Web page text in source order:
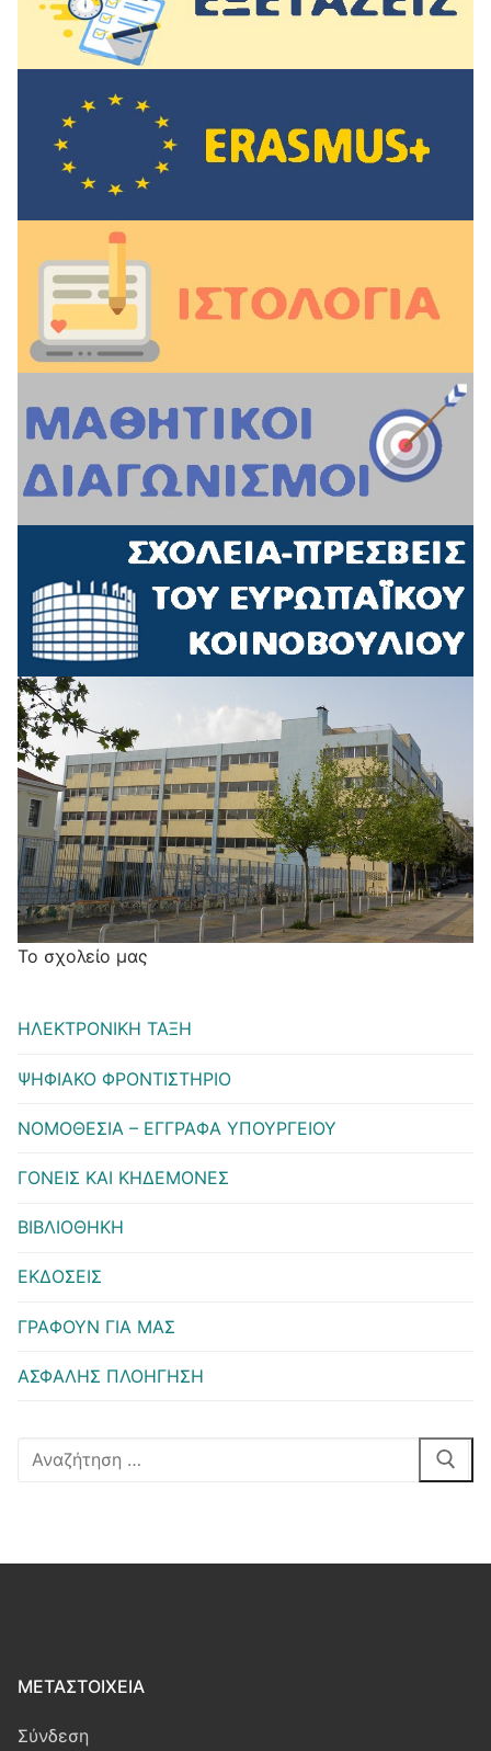
Το σχολείο μας
ΗΛΕΚΤΡΟΝΙΚΗ ΤΑΞΗ
ΨΗΦΙΑΚΟ ΦΡΟΝΤΙΣΤΗΡΙΟ
ΝΟΜΟΘΕΣΙΑ – ΕΓΓΡΑΦΑ ΥΠΟΥΡΓΕΙΟΥ
ΓΟΝΕΙΣ ΚΑΙ ΚΗΔΕΜΟΝΕΣ
ΒΙΒΛΙΟΘΗΚΗ
ΕΚΔΟΣΕΙΣ
ΓΡΑΦΟΥΝ ΓΙΑ ΜΑΣ
ΑΣΦΑΛΗΣ ΠΛΟΗΓΗΣΗ
Αναζήτηση
ΜΕΤΑΣΤΟΙΧΕΊΑ
Σύνδεση